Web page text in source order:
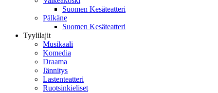
Suomen Kesäteatteri
Pälkäne
Suomen Kesäteatteri
Tyylilajit
Musikaali
Komedia
Draama
Jännitys
Lastenteatteri
Ruotsinkieliset